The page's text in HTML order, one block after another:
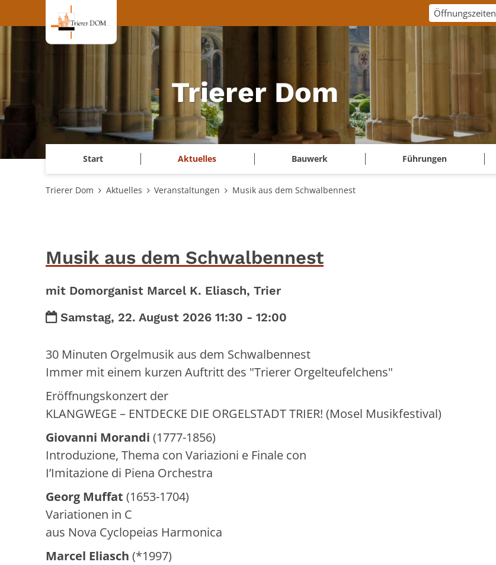
Zum Inhalt springen
Trierer Dom
Start Aktuelles Bauwerk Führungen
Öffnungszeiten
Trierer Dom Aktuelles Veranstaltungen Musik aus dem Schwalbennest
Musik aus dem Schwalbennest
mit Domorganist Marcel K. Eliasch, Trier
Datum:
Samstag, 22. August 2026 11:30 - 12:00
30 Minuten Orgelmusik aus dem Schwalbennest
Immer mit einem kurzen Auftritt des "Trierer Orgelteufelchens"
Eröffnungskonzert der
KLANGWEGE – ENTDECKE DIE ORGELSTADT TRIER! (Mosel Musikfestival)
Giovanni Morandi (1777-1856)
Introduzione, Thema con Variazioni e Finale con
I’Imitazione di Piena Orchestra
Georg Muffat (1653-1704)
Variationen in C
aus Nova Cyclopeias Harmonica
Marcel Eliasch (*1997)